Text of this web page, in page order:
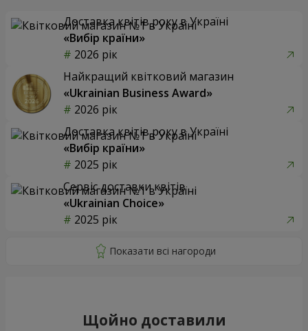
Доставка квітів року в Україні
«Вибір країни»
2026 рік
Найкращий квітковий магазин
«Ukrainian Business Award»
2026 рік
Доставка квітів року в Україні
«Вибір країни»
2025 рік
Сервіс доставки квітів
«Ukrainian Choice»
2025 рік
Щойно доставили